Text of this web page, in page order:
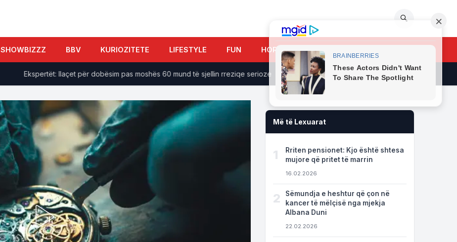
🔍
SHOWBIZZZ BBV KURIOZITETE LIFESTYLE FUN HOROSKOPI
Ekspertët: Ilaçet për dobësim pas moshës 60 mund të sjellin rreziqe serioze Mali i Zi dënon shqiptaren e re pse valëviti flamurin
Më të Lexuarat
1
Rriten pensionet: Kjo është shtesa
mujore që pritet të marrin
16.02.2026
2
Sëmundja e heshtur që çon në
kancer të mëlçisë nga mjekja
Albana Duni
22.02.2026